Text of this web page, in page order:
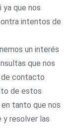
ya que nos
intentos de
un interés
que nos
de contacto
de estos
tanto que nos
resolver las